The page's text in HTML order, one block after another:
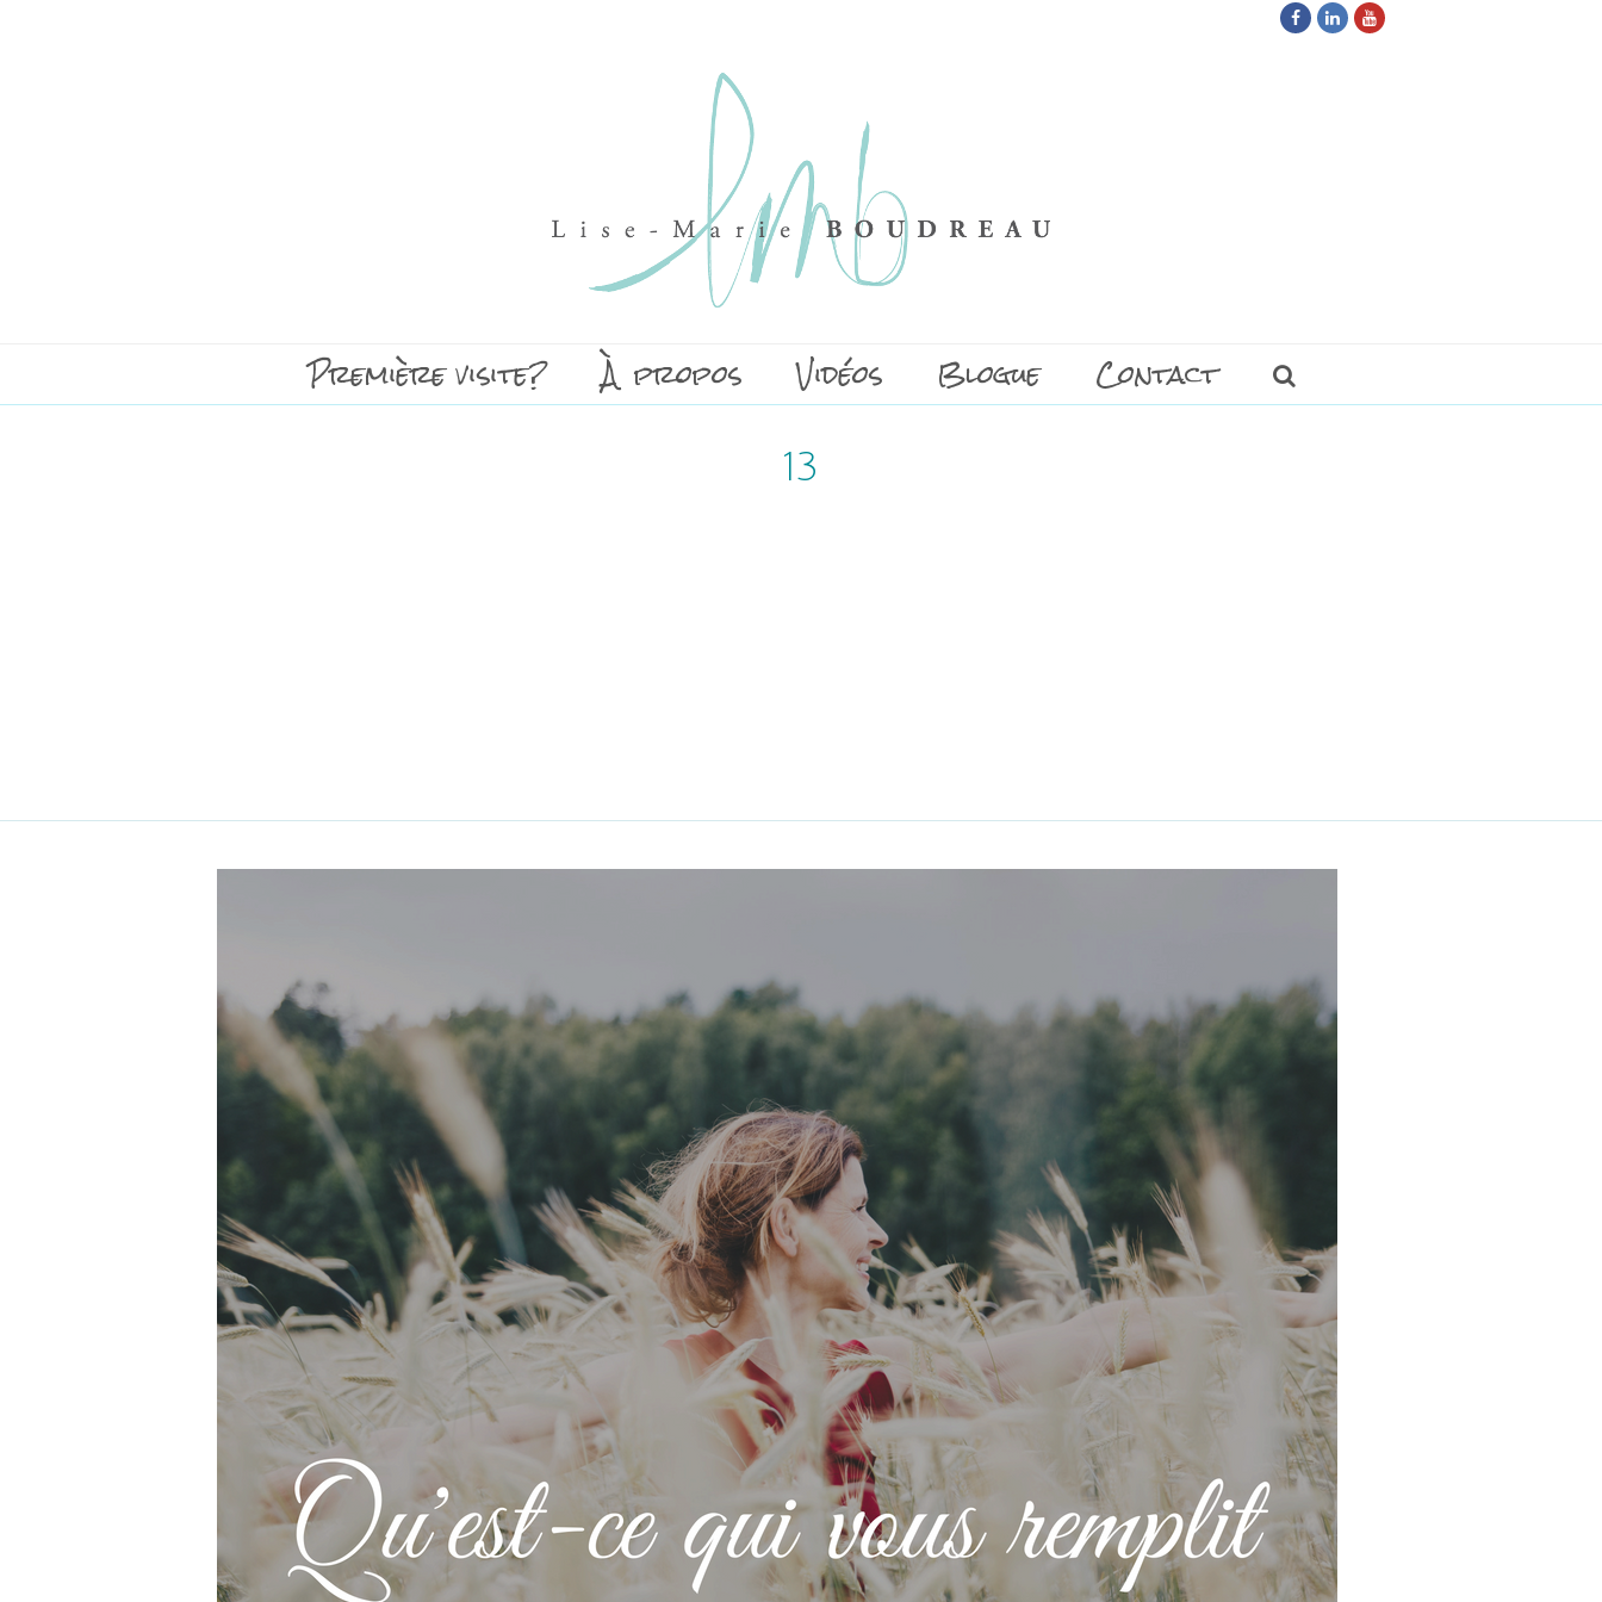
Facebook
LinkedInYoutube
Première visite? À propos Vidéos Blogue Contact
13